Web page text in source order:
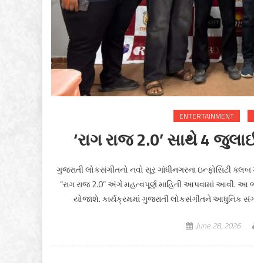
ENTERTAINMENT
‘રાગ રાજ 2.0’ સાથે 4
ગુજરાતી લોકસંગીતનો નવો સૂર ગાંધીનગરના ઇન્ફોસિટી
“રાગ રાજ 2.0” અંગે મહત્વપૂર્ણ માહિતી આપવામાં આવી. આ
યોજાશે. કાર્યક્રમમાં ગુજરાતી લોકસંગીતને
June 28, 2026